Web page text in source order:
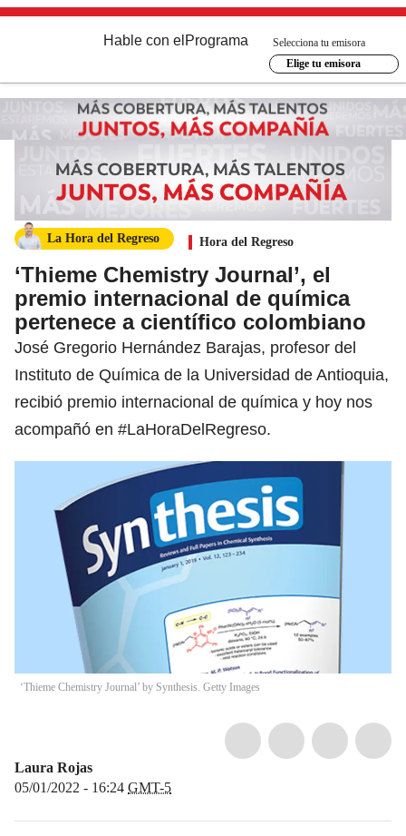
Hable con el Programa
Selecciona tu emisora
Elige tu emisora
La Hora del Regreso Hora del Regreso
‘Thieme Chemistry Journal’, el
premio internacional de química
pertenece a científico colombiano
José Gregorio Hernández Barajas, profesor del
Instituto de Química de la Universidad de Antioquia,
recibió premio internacional de química y hoy nos
acompañó en #LaHoraDelRegreso.
‘Thieme Chemistry Journal’ by Synthesis. Getty Images
Laura Rojas
05/01/2022 - 16:24 GMT-5